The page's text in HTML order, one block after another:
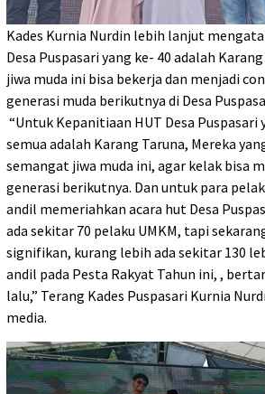
Kades Kurnia Nurdin lebih lanjut
Desa Puspasari yang ke- 40 adalah
jiwa muda ini bisa bekerja dan menjadi
generasi muda berikutnya di Desa
“Untuk Kepanitiaan HUT Desa Puspasari
semua adalah Karang Taruna, Mereka
semangat jiwa muda ini, agar kelak bisa
generasi berikutnya. Dan untuk para
andil memeriahkan acara hut Desa
ada sekitar 70 pelaku UMKM, tapi
signifikan, kurang lebih ada sekitar 130
andil pada Pesta Rakyat Tahun ini, ,
lalu,” Terang Kades Puspasari Kurnia
media.